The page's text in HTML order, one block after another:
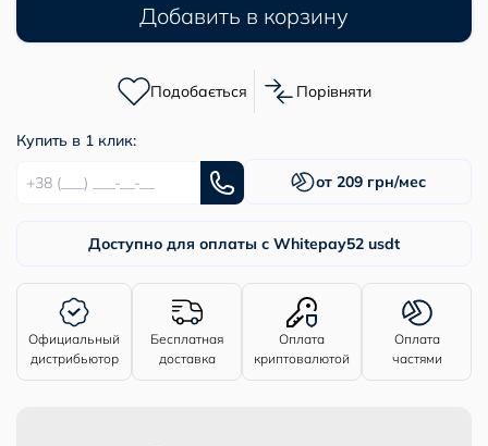
Добавить в корзину
Подобається Порівняти
Купить в 1 клик:
от 209 грн/мес
Доступно для оплаты с Whitepay52 usdt
Официальный
дистрибьютор
Бесплатная
доставка
Оплата
криптовалютой
Оплата
частями